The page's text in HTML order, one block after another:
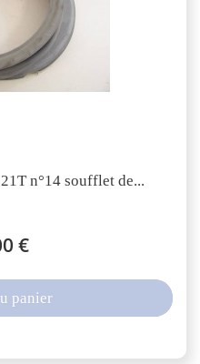
n°14 soufflet de...
€
panier